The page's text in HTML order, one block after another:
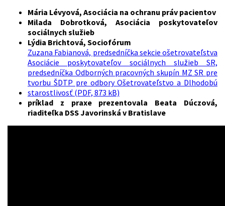
Mária Lévyová, Asociácia na ochranu práv pacientov
Milada Dobrotková, Asociácia poskytovateľov
sociálnych služieb
Lýdia Brichtová, Sociofórum
Zuzana Fabianová, predsedníčka sekcie ošetrovateľstva
Asociácie poskytovateľov sociálnych služieb SR,
predsedníčka Odborných pracovných skupín MZ SR pre
tvorbu ŠDTP pre odbory Ošetrovateľstvo a Dlhodobú
starostlivosť (PDF, 873 kB)
príklad z praxe prezentovala Beata Dúczová,
riaditeľka DSS Javorinská v Bratislave